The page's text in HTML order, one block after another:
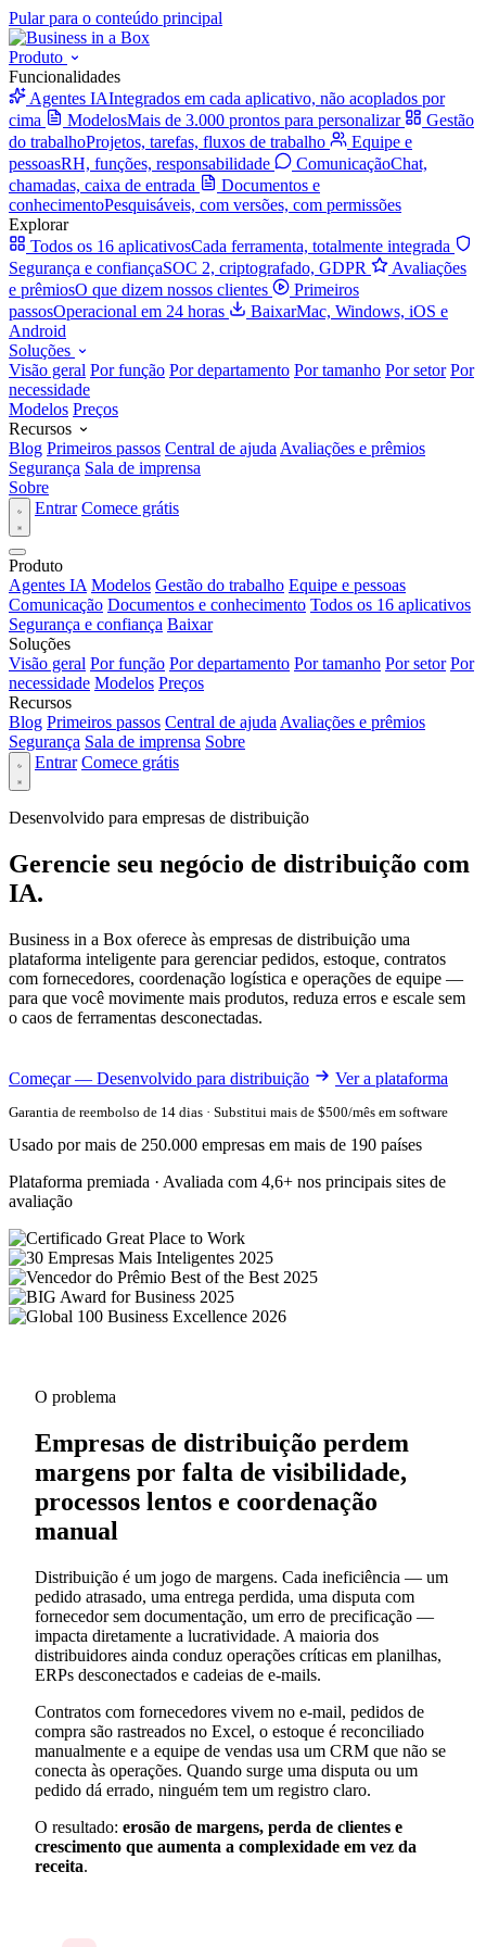
Pular para o conteúdo principal
Produto
Funcionalidades
Agentes IAIntegrados em cada aplicativo, não acoplados por
cima
ModelosMais de 3.000 prontos para personalizar
Gestão
do trabalhoProjetos, tarefas, fluxos de trabalho
Equipe e
pessoasRH, funções, responsabilidade ComunicaçãoChat,
chamadas, caixa de entrada
Documentos e
conhecimentoPesquisáveis, com versões, com permissões
Explorar
Todos os 16 aplicativosCada ferramenta, totalmente integrada
Segurança e confiançaSOC 2, criptografado, GDPR
Avaliações
e prêmiosO que dizem nossos clientes
Primeiros
passosOperacional em 24 horas BaixarMac, Windows, iOS e
Android
Soluções
Visão geral Por função Por departamento Por tamanho Por setor Por
necessidade
Modelos Preços
Recursos
Blog Primeiros passos Central de ajuda Avaliações e prêmios
Segurança Sala de imprensa
Sobre
Entrar Comece grátis
Produto
Agentes IA Modelos Gestão do trabalho Equipe e pessoas
Comunicação Documentos e conhecimento Todos os 16 aplicativos
Segurança e confiança Baixar
Soluções
Visão geral Por função Por departamento Por tamanho Por setor Por
necessidade Modelos Preços
Recursos
Blog Primeiros passos Central de ajuda Avaliações e prêmios
Segurança Sala de imprensa Sobre
Entrar Comece grátis
Desenvolvido para empresas de distribuição
Gerencie seu negócio de distribuição com
IA.
Business in a Box oferece às empresas de distribuição uma
plataforma inteligente para gerenciar pedidos, estoque, contratos
com fornecedores, coordenação logística e operações de equipe —
para que você movimente mais produtos, reduza erros e escale sem
o caos de ferramentas desconectadas.
Começar — Desenvolvido para distribuição Ver a plataforma
Garantia de reembolso de 14 dias · Substitui mais de $500/mês em software
Usado por mais de 250.000 empresas em mais de 190 países
Plataforma premiada · Avaliada com 4,6+ nos principais sites de
avaliação
O problema
Empresas de distribuição perdem
margens por falta de visibilidade,
processos lentos e coordenação
manual
Distribuição é um jogo de margens. Cada ineficiência — um
pedido atrasado, uma entrega perdida, uma disputa com
fornecedor sem documentação, um erro de precificação —
impacta diretamente a lucratividade. A maioria dos
distribuidores ainda conduz operações críticas em planilhas,
ERPs desconectados e cadeias de e-mails.
Contratos com fornecedores vivem no e-mail, pedidos de
compra são rastreados no Excel, o estoque é reconciliado
manualmente e a equipe de vendas usa um CRM que não se
conecta às operações. Quando surge uma disputa ou um
pedido dá errado, ninguém tem um registro claro.
O resultado: erosão de margens, perda de clientes e
crescimento que aumenta a complexidade em vez da
receita.